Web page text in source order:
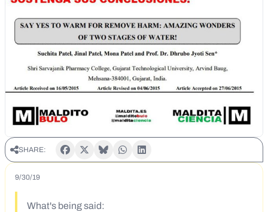
SHARE:
9/30/19
What's being said: